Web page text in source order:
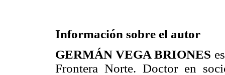
Información sobre el autor
GERMÁN VEGA BRIONES
Frontera Norte. Doctor en